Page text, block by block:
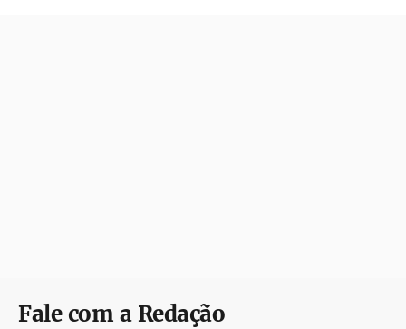
Fale com a Redação